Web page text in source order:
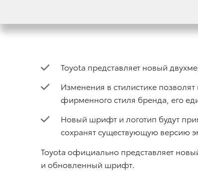
Toyota представляет новый
Изменения в стилистике
фирменного стиля бренда, его
Новый шрифт и логотип будут
сохранят существующую версию
Toyota официально представляет
и обновленный шрифт.